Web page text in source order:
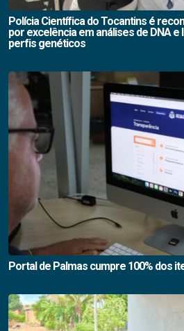
Polícia Científica do Tocantins é
por excelência em análises de DNA
perfis genéticos
Portal de Palmas cumpre 100% dos